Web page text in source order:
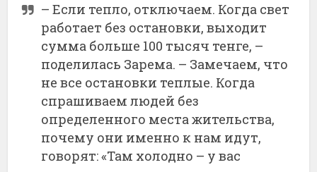
– Если тепло, отключаем. Когда свет
работает без остановки, выходит
сумма больше 100 тысяч тенге, –
поделилась Зарема. – Замечаем, что
не все остановки теплые. Когда
спрашиваем людей без
определенного места жительства,
почему они именно к нам идут,
говорят: «Там холодно – у вас